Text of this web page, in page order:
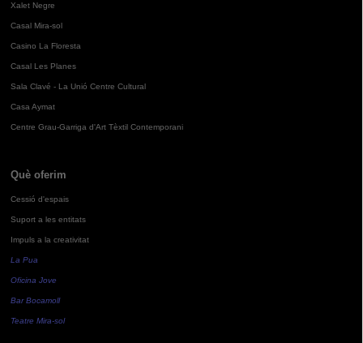
Xalet Negre
Casal Mira-sol
Casino La Floresta
Casal Les Planes
Sala Clavé - La Unió Centre Cultural
Casa Aymat
Centre Grau-Garriga d'Art Tèxtil Contemporani
Què oferim
Cessió d'espais
Suport a les entitats
Impuls a la creativitat
La Pua
Oficina Jove
Bar Bocamoll
Teatre Mira-sol